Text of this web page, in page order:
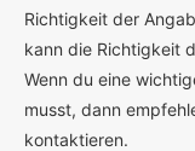
Richtigkeit der
kann die Richtigkeit
Wenn du eine
musst, dann
kontaktieren.